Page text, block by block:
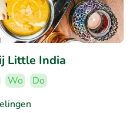
Little India
Wo
Do